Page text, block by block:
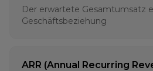
Der erwartete Gesamtumsatz
Geschäftsbeziehung
ARR (Annual Recurring